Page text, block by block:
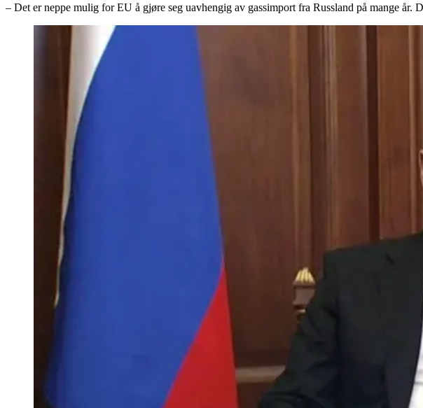
– Det er neppe mulig for EU å gjøre seg uavhengig av gassimport fra Russland på mange